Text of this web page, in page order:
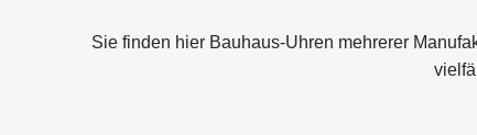
Sie finden hier Bauhaus‑Uhren mehrerer